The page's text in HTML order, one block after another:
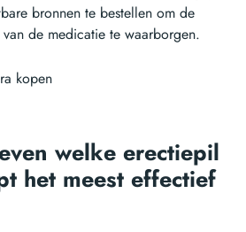
bronnen te bestellen om de
de medicatie te waarborgen.
welke erectiepil
het meest effectief